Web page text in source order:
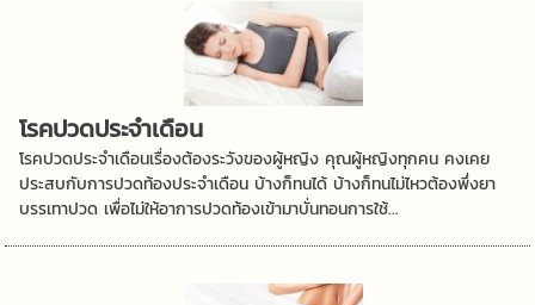
โรคปวดประจำเดือน
โรคปวดประจำเดือนเรื่องต้องระวังของผู้หญิง คุณผู้หญิงทุกคน คงเคย
ประสบกับการปวดท้องประจำเดือน บ้างก็ทนได้ บ้างก็ทนไม่ไหวต้องพึ่งยา
บรรเทาปวด เพื่อไม่ให้อาการปวดท้องเข้ามาบั่นทอนการใช้...